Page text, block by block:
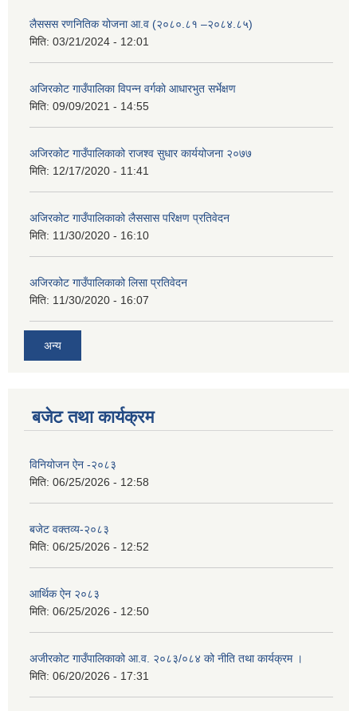
लैससस रणनितिक योजना आ.व (२०८०.८१ –२०८४.८५)
मिति: 03/21/2024 - 12:01
अजिरकाेट गाउँपालिका विपन्न वर्गकाे आधारभुत सर्भेक्षण
मिति: 09/09/2021 - 14:55
अजिरकोट गाउँपालिकाको राजश्व सुधार कार्ययोजना २०७७
मिति: 12/17/2020 - 11:41
अजिरकोट गाउँपालिकाको लैससास परिक्षण प्रतिवेदन
मिति: 11/30/2020 - 16:10
अजिरकोट गाउँपालिकाको लिसा प्रतिवेदन
मिति: 11/30/2020 - 16:07
अन्य
बजेट तथा कार्यक्रम
विनियोजन ऐन -२०८३
मिति: 06/25/2026 - 12:58
बजेट वक्तव्य-२०८३
मिति: 06/25/2026 - 12:52
आर्थिक ऐन २०८३
मिति: 06/25/2026 - 12:50
अजीरकोट गाउँपालिकाको आ.व. २०८३/०८४ को नीति तथा कार्यक्रम ।
मिति: 06/20/2026 - 17:31